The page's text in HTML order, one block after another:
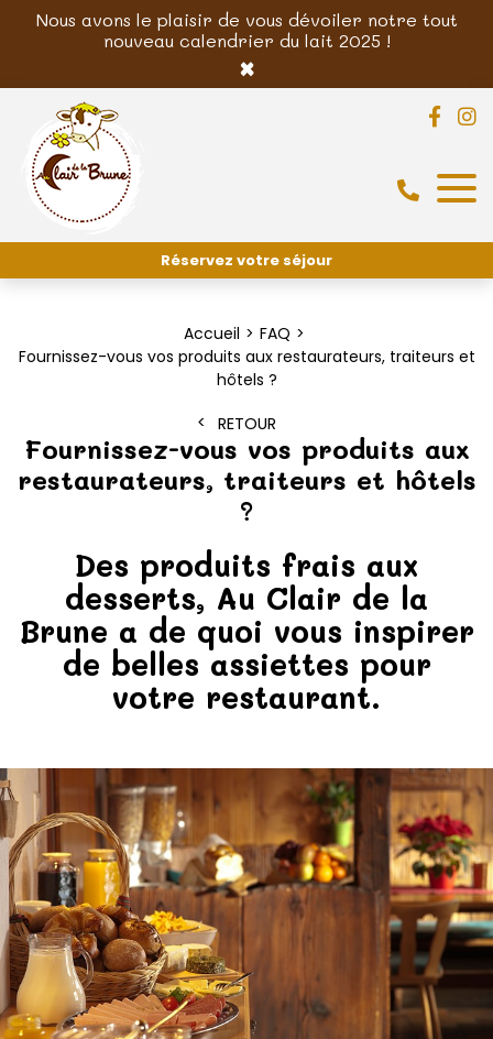
Nous avons le plaisir de vous dévoiler notre tout
nouveau calendrier du lait 2025 !
×
Réservez votre séjour
Accueil
FAQ
Fournissez-vous vos produits aux restaurateurs, traiteurs et
hôtels ?
RETOUR
Fournissez-vous vos produits aux
restaurateurs, traiteurs et hôtels
?
Des produits frais aux
desserts, Au Clair de la
Brune a de quoi vous inspirer
de belles assiettes pour
votre restaurant.